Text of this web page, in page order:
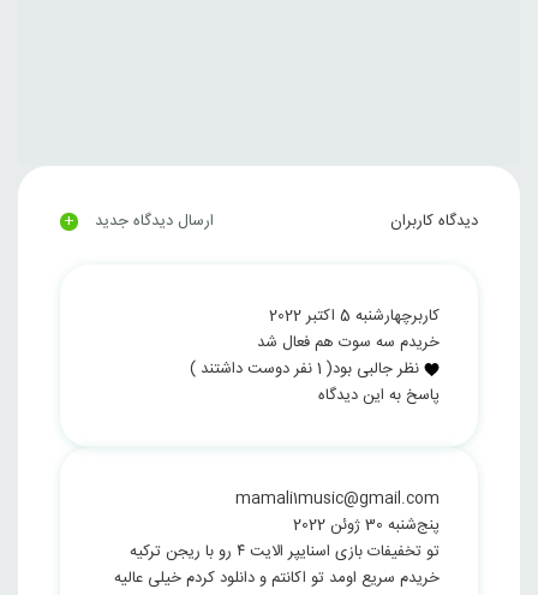
دیدگاه کاربران ارسال دیدگاه جدید +
کاربرچهارشنبه 5 اکتبر 2022
خریدم سه سوت هم فعال شد
نظر جالبی بود(
1نفر دوست داشتند )
پاسخ به این دیدگاه
mamali1music@gmail.com
پنج‌شنبه 30 ژوئن 2022
تو تخفیفات بازی اسنایپر الایت ۴ رو با ریجن ترکیه
خریدم سریع اومد تو اکانتم و دانلود کردم خیلی عالیه